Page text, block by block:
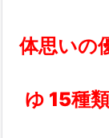
体思いの
ゆ 15種